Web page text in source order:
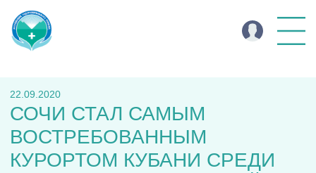
22.09.2020
СОЧИ СТАЛ САМЫМ
ВОСТРЕБОВАННЫМ
КУРОРТОМ КУБАНИ СРЕДИ